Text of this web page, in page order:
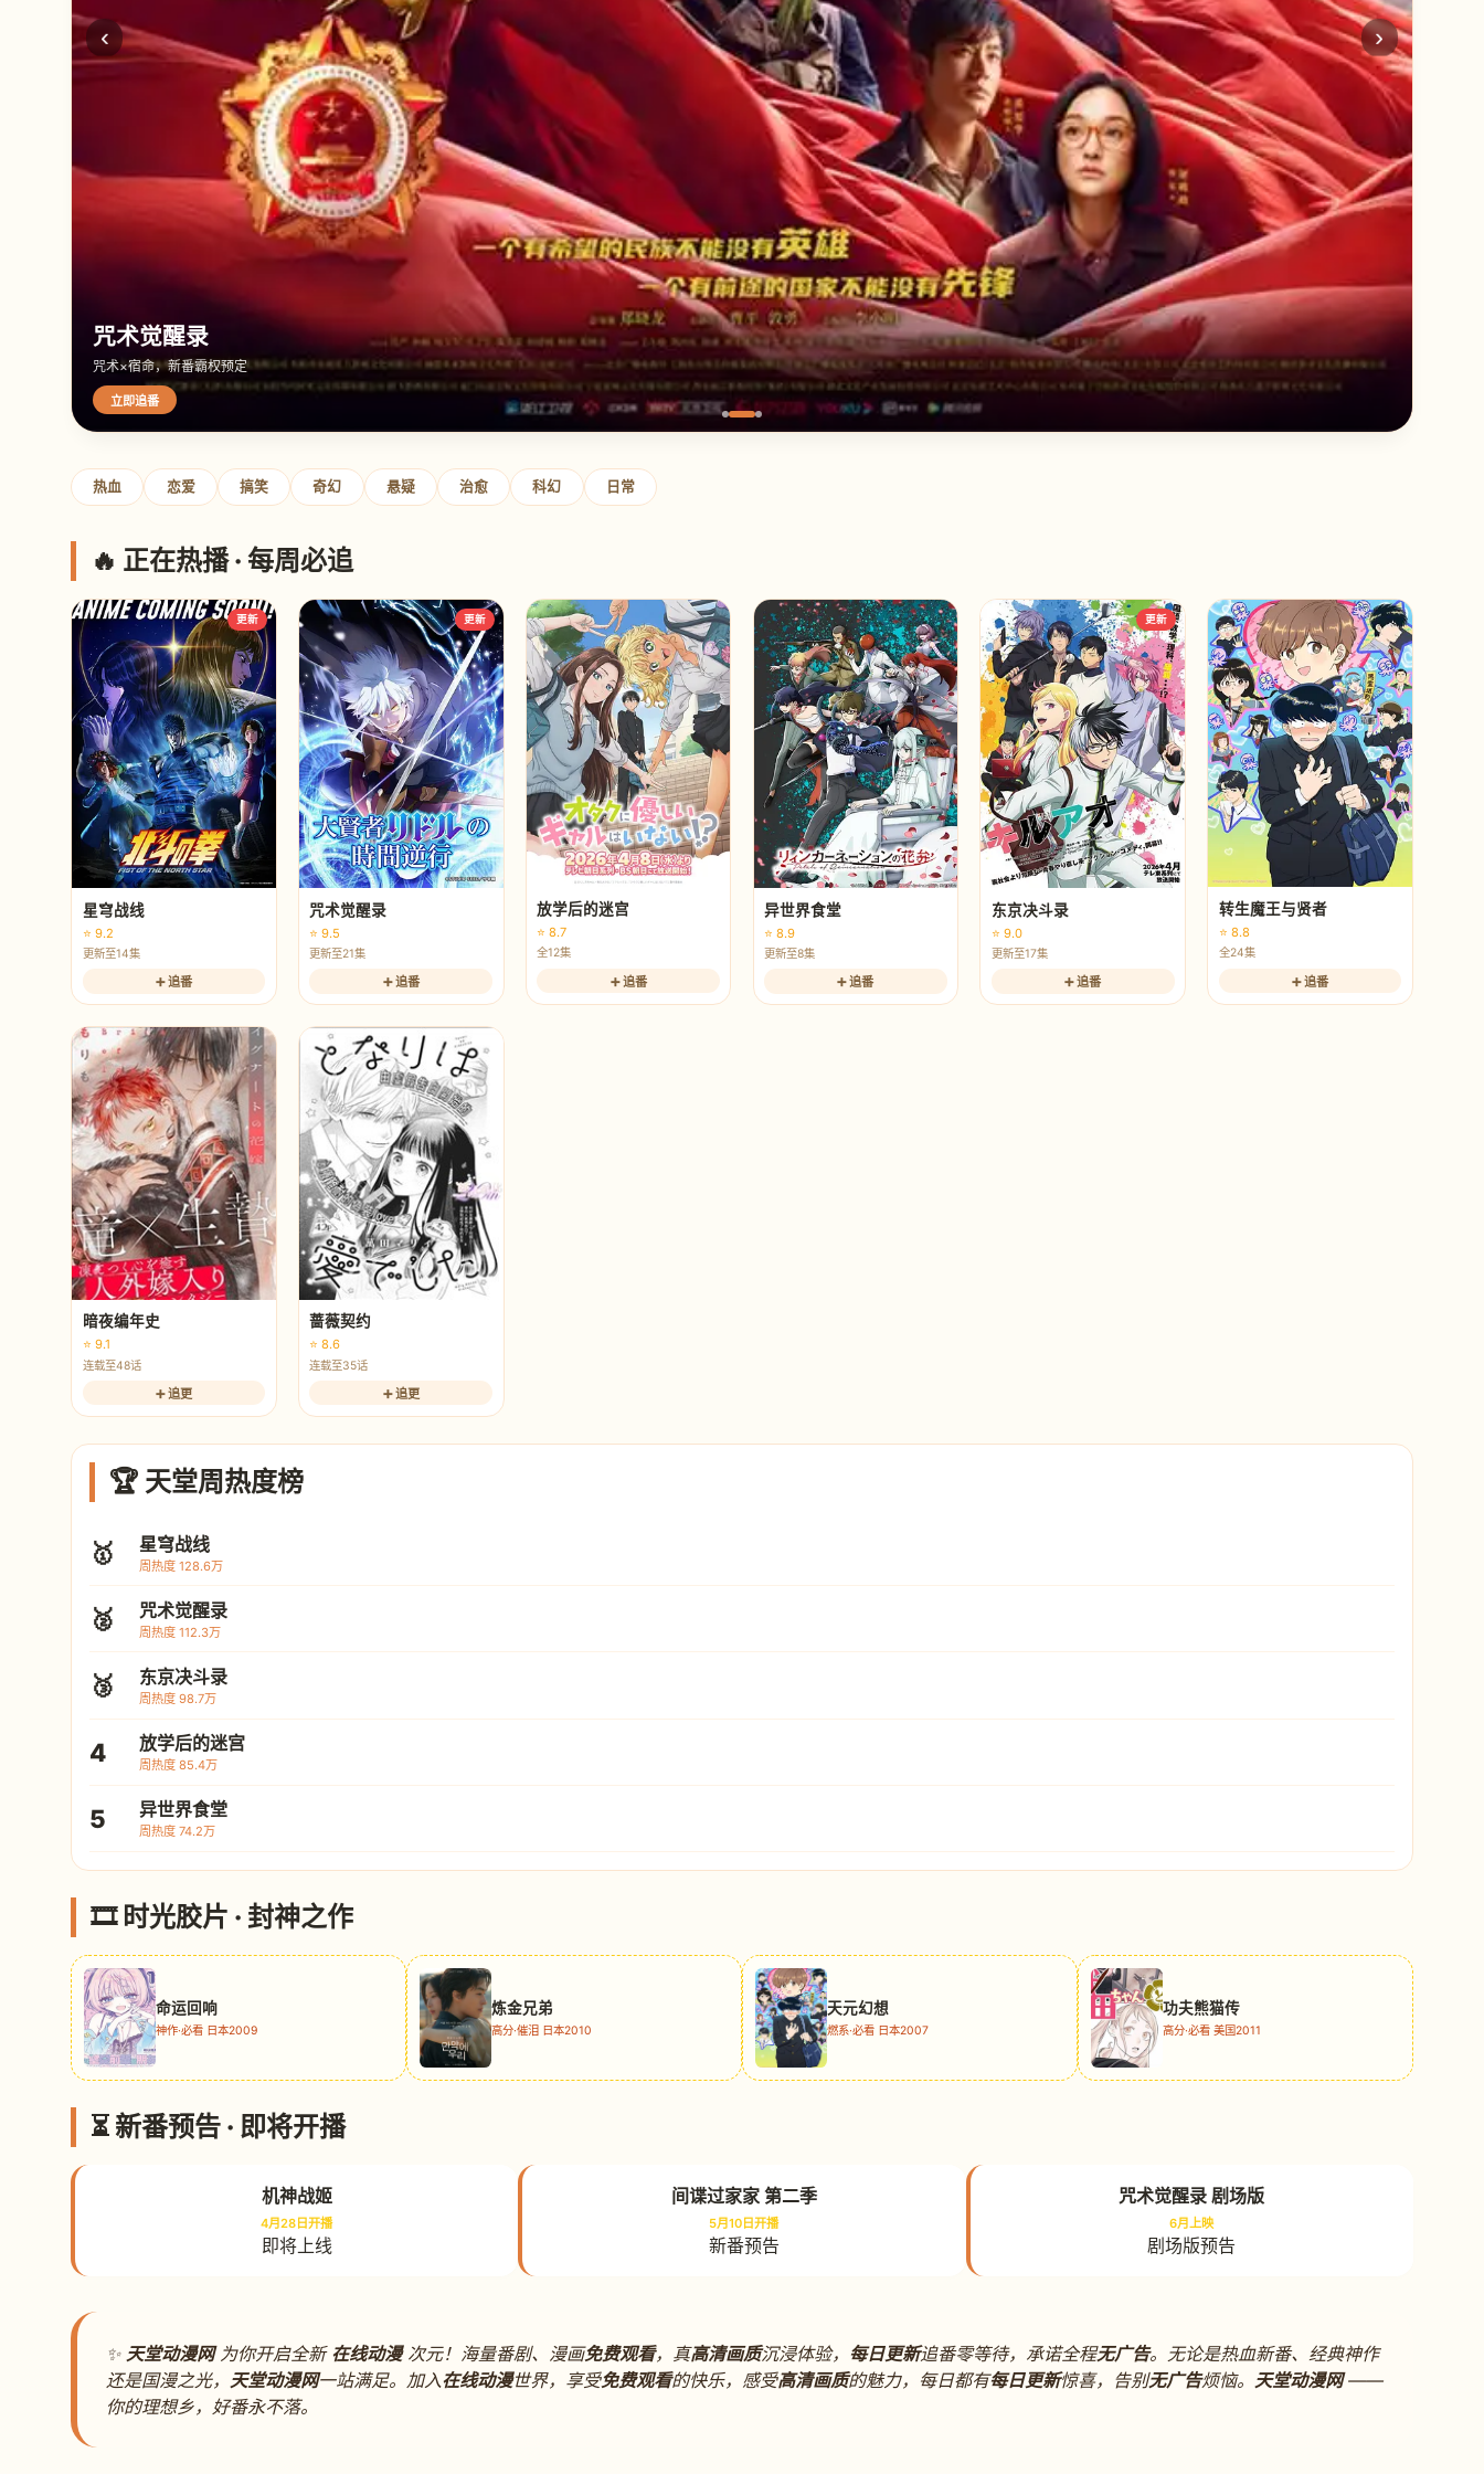
咒术觉醒录
咒术×宿命，新番霸权预定
立即追番
‹ ›
热血 恋爱 搞笑 奇幻 悬疑 治愈 科幻 日常
🔥 正在热播 · 每周必追
更新
星穹战线
⭐ 9.2
更新至14集
➕ 追番
更新
咒术觉醒录
⭐ 9.5
更新至21集
➕ 追番
放学后的迷宫
⭐ 8.7
全12集
➕ 追番
异世界食堂
⭐ 8.9
更新至8集
➕ 追番
更新
东京决斗录
⭐ 9.0
更新至17集
➕ 追番
转生魔王与贤者
⭐ 8.8
全24集
➕ 追番
暗夜编年史
⭐ 9.1
连载至48话
➕ 追更
蔷薇契约
⭐ 8.6
连载至35话
➕ 追更
🏆 天堂周热度榜
🥇 星穹战线
周热度 128.6万
🥈 咒术觉醒录
周热度 112.3万
🥉 东京决斗录
周热度 98.7万
4 放学后的迷宫
周热度 85.4万
5 异世界食堂
周热度 74.2万
🎞️ 时光胶片 · 封神之作
命运回响
神作·必看 日本2009
炼金兄弟
高分·催泪 日本2010
天元幻想
燃系·必看 日本2007
功夫熊猫传
高分·必看 美国2011
⏳ 新番预告 · 即将开播
机神战姬
4月28日开播
即将上线
间谍过家家 第二季
5月10日开播
新番预告
咒术觉醒录 剧场版
6月上映
剧场版预告
✨ 天堂动漫网为你开启全新 在线动漫次元！海量番剧、漫画免费观看，真高清画质沉浸体验， 每日更新追番零等待，承诺全程无广告。无论是热血新番、经典神作
还是国漫之光， 天堂动漫网一站满足。加入在线动漫世界，享受免费观看的快乐，感受高清画质的魅力，每日都有每日更新惊喜，告别无广告烦恼。 天堂动漫网——
你的理想乡，好番永不落。